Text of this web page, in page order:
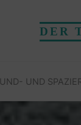
DER
UND